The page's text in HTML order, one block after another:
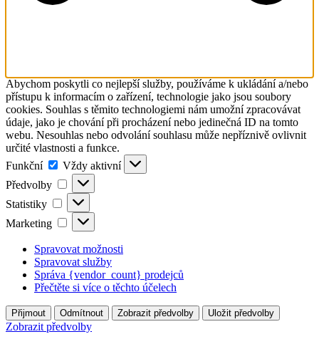
Abychom poskytli co nejlepší služby, používáme k ukládání a/nebo
přístupu k informacím o zařízení, technologie jako jsou soubory
cookies. Souhlas s těmito technologiemi nám umožní zpracovávat
údaje, jako je chování při procházení nebo jedinečná ID na tomto
webu. Nesouhlas nebo odvolání souhlasu může nepříznivě ovlivnit
určité vlastnosti a funkce.
Funkční
Funkční
Vždy aktivní
Předvolby
Předvolby
Statistiky Statistiky
Marketing Marketing
Spravovat možnosti
Spravovat služby
Správa {vendor_count} prodejců
Přečtěte si více o těchto účelech
Přijmout Odmítnout Zobrazit předvolby Uložit předvolby
Zobrazit předvolby